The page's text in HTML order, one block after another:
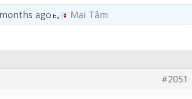
ago by Mai Tâm.
#2051